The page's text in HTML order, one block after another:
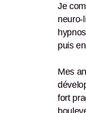
Je
neuro-
puis
Mes
fort